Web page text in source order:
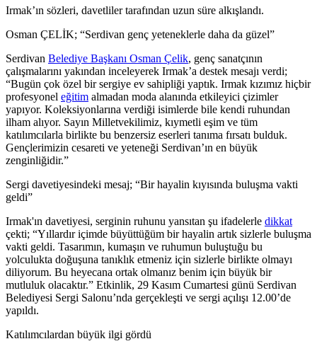
Irmak’ın sözleri, davetliler tarafından uzun süre alkışlandı.
Osman ÇELİK; “Serdivan genç yeteneklerle daha da güzel”
Serdivan Belediye Başkanı Osman Çelik, genç sanatçının
çalışmalarını yakından inceleyerek Irmak’a destek mesajı verdi;
“Bugün çok özel bir sergiye ev sahipliği yaptık. Irmak kızımız hiçbir
profesyonel eğitim almadan moda alanında etkileyici çizimler
yapıyor. Koleksiyonlarına verdiği isimlerde bile kendi ruhundan
ilham alıyor. Sayın Milletvekilimiz, kıymetli eşim ve tüm
katılımcılarla birlikte bu benzersiz eserleri tanıma fırsatı bulduk.
Gençlerimizin cesareti ve yeteneği Serdivan’ın en büyük
zenginliğidir.”
Sergi davetiyesindeki mesaj; “Bir hayalin kıyısında buluşma vakti
geldi”
Irmak'ın davetiyesi, serginin ruhunu yansıtan şu ifadelerle dikkat
çekti; “Yıllardır içimde büyüttüğüm bir hayalin artık sizlerle buluşma
vakti geldi. Tasarımın, kumaşın ve ruhumun buluştuğu bu
yolculukta doğuşuna tanıklık etmeniz için sizlerle birlikte olmayı
diliyorum. Bu heyecana ortak olmanız benim için büyük bir
mutluluk olacaktır.” Etkinlik, 29 Kasım Cumartesi günü Serdivan
Belediyesi Sergi Salonu’nda gerçekleşti ve sergi açılışı 12.00’de
yapıldı.
Katılımcılardan büyük ilgi gördü